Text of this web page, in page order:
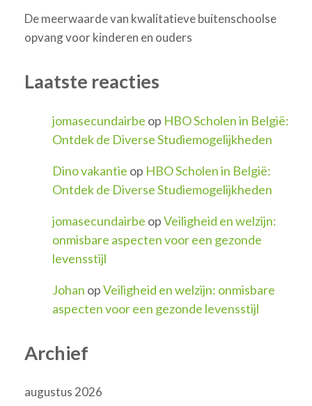
De meerwaarde van kwalitatieve buitenschoolse
opvang voor kinderen en ouders
Laatste reacties
jomasecundairbe op HBO Scholen in België:
Ontdek de Diverse Studiemogelijkheden
Dino vakantie op HBO Scholen in België:
Ontdek de Diverse Studiemogelijkheden
jomasecundairbe opVeiligheid en welzijn:
onmisbare aspecten voor een gezonde
levensstijl
Johan opVeiligheid en welzijn: onmisbare
aspecten voor een gezonde levensstijl
Archief
augustus 2026